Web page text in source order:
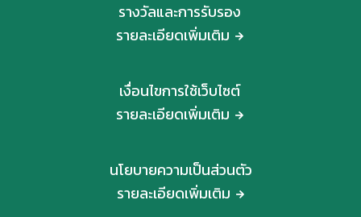
รางวัลและการรับรอง
รายละเอียดเพิ่มเติม
เงื่อนไขการใช้เว็บไซต์
รายละเอียดเพิ่มเติม
นโยบายความเป็นส่วนตัว
รายละเอียดเพิ่มเติม